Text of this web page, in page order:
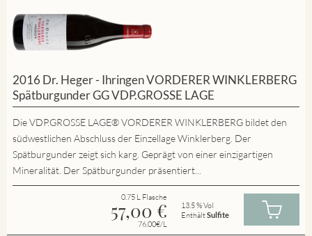
2016 Dr. Heger - Ihringen VORDERER WINKLERBERG
Spätburgunder GG VDP.GROSSE LAGE
Die VDP.GROSSE LAGE® VORDERER WINKLERBERG bildet den
südwestlichen Abschluss der Einzellage Winklerberg. Der
Spätburgunder zeigt sich karg. Geprägt von einer einzigartigen
Mineralität. Der Spätburgunder präsentiert...
0.75 L Flasche
57,00 €
76.00€/L
13.5 % Vol
EnthältSulfite